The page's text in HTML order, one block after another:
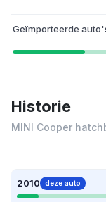
Geïmporteerde
Historie
MINI Cooper
2010 deze auto